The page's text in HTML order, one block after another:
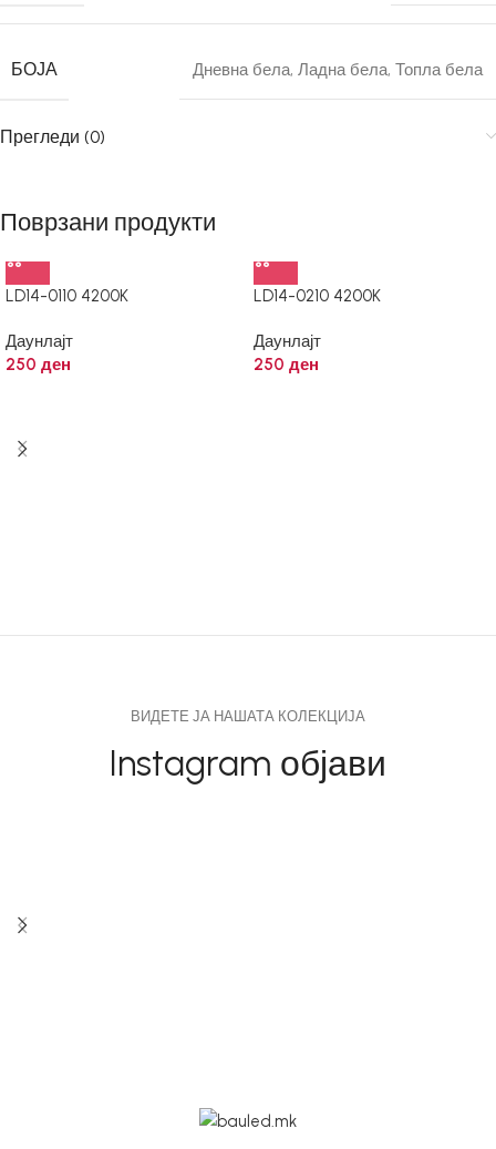
БОЈА Дневна бела, Ладна бела, Топла бела
Прегледи (0)
Поврзани продукти
LD14-0110 4200K
Даунлајт
250 ден
LD14-0210 4200K
Даунлајт
250 ден
ВИДЕТЕ ЈА НАШАТА КОЛЕКЦИЈА
Instagram објави